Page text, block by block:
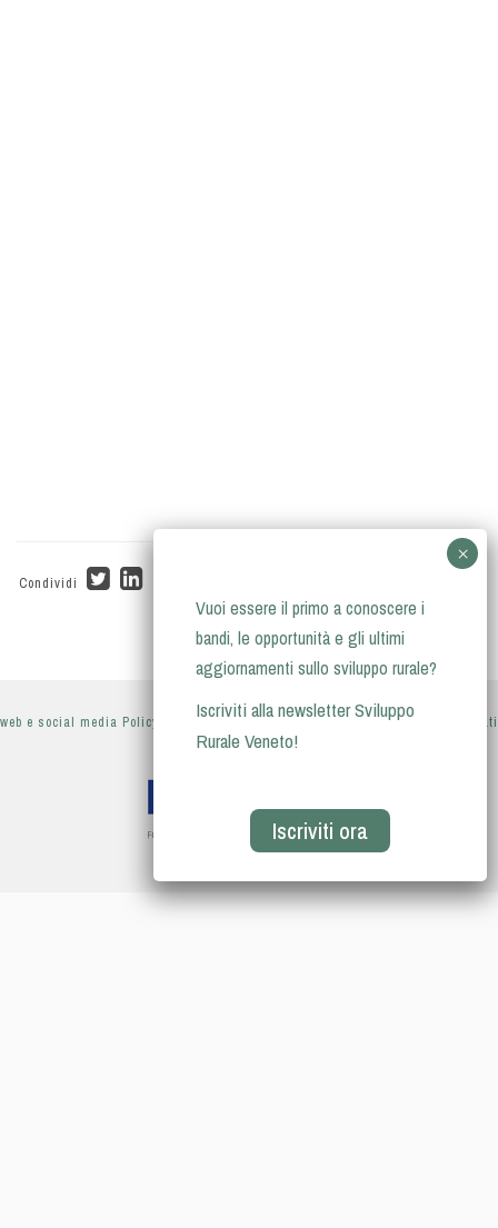
Condividi
web e social media Policy privacy policy- informativa sul trattamento dei dati
personali
Vuoi essere il primo a conoscere i
bandi, le opportunità e gli ultimi
aggiornamenti sullo sviluppo rurale?
Iscriviti alla newsletter Sviluppo
Rurale Veneto!
Iscriviti ora